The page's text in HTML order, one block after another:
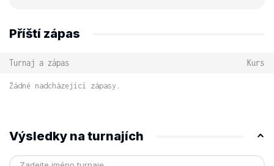
Příští zápas
Turnaj a zápas Kurs
Žádné nadcházející zápasy.
Výsledky na turnajích